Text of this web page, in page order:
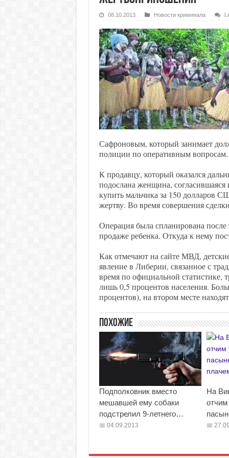
08.10.2013 Новости криминала
Сафроновым, который занимает
полиции по оперативным вопросам.
К продавцу, который оказался
подослана женщина, согласившаяся
купить мальчика за 150 долларов
жертву. Во время совершения
Операция была спланирована
продаже ребенка. Откуда к нему
Как отмечают на сайте МВД,
явление в Либерии, связанное с
время по официальной статистике,
лишь 0,5 процентов населения.
процентов), на втором месте
Похожие
Подполковник вместо
мешавшей ему собаки
подстрелил 9-летнего…
04.09.2013
На
отчим